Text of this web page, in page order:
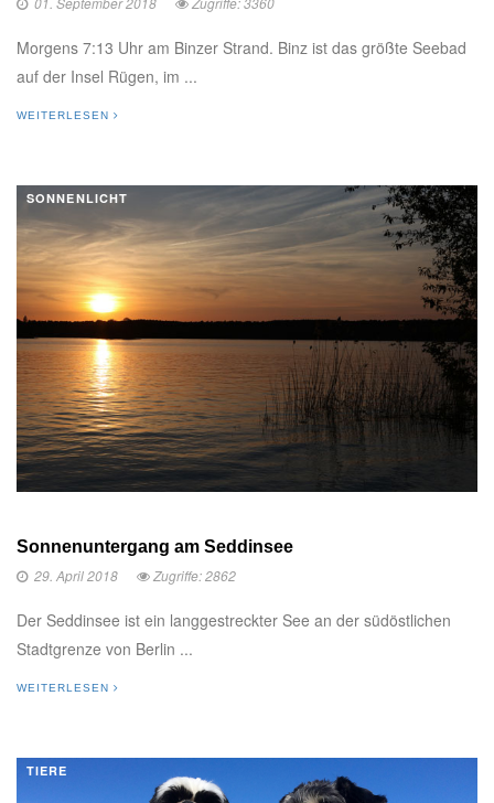
Morgens 7:13 Uhr am Binzer Strand. Binz ist das größte Seebad
auf der Insel Rügen, im ...
WEITERLESEN
SONNENLICHT
Sonnenuntergang am Seddinsee
29. April 2018
Zugriffe: 2862
Der Seddinsee ist ein langgestreckter See an der südöstlichen
Stadtgrenze von Berlin ...
WEITERLESEN
TIERE